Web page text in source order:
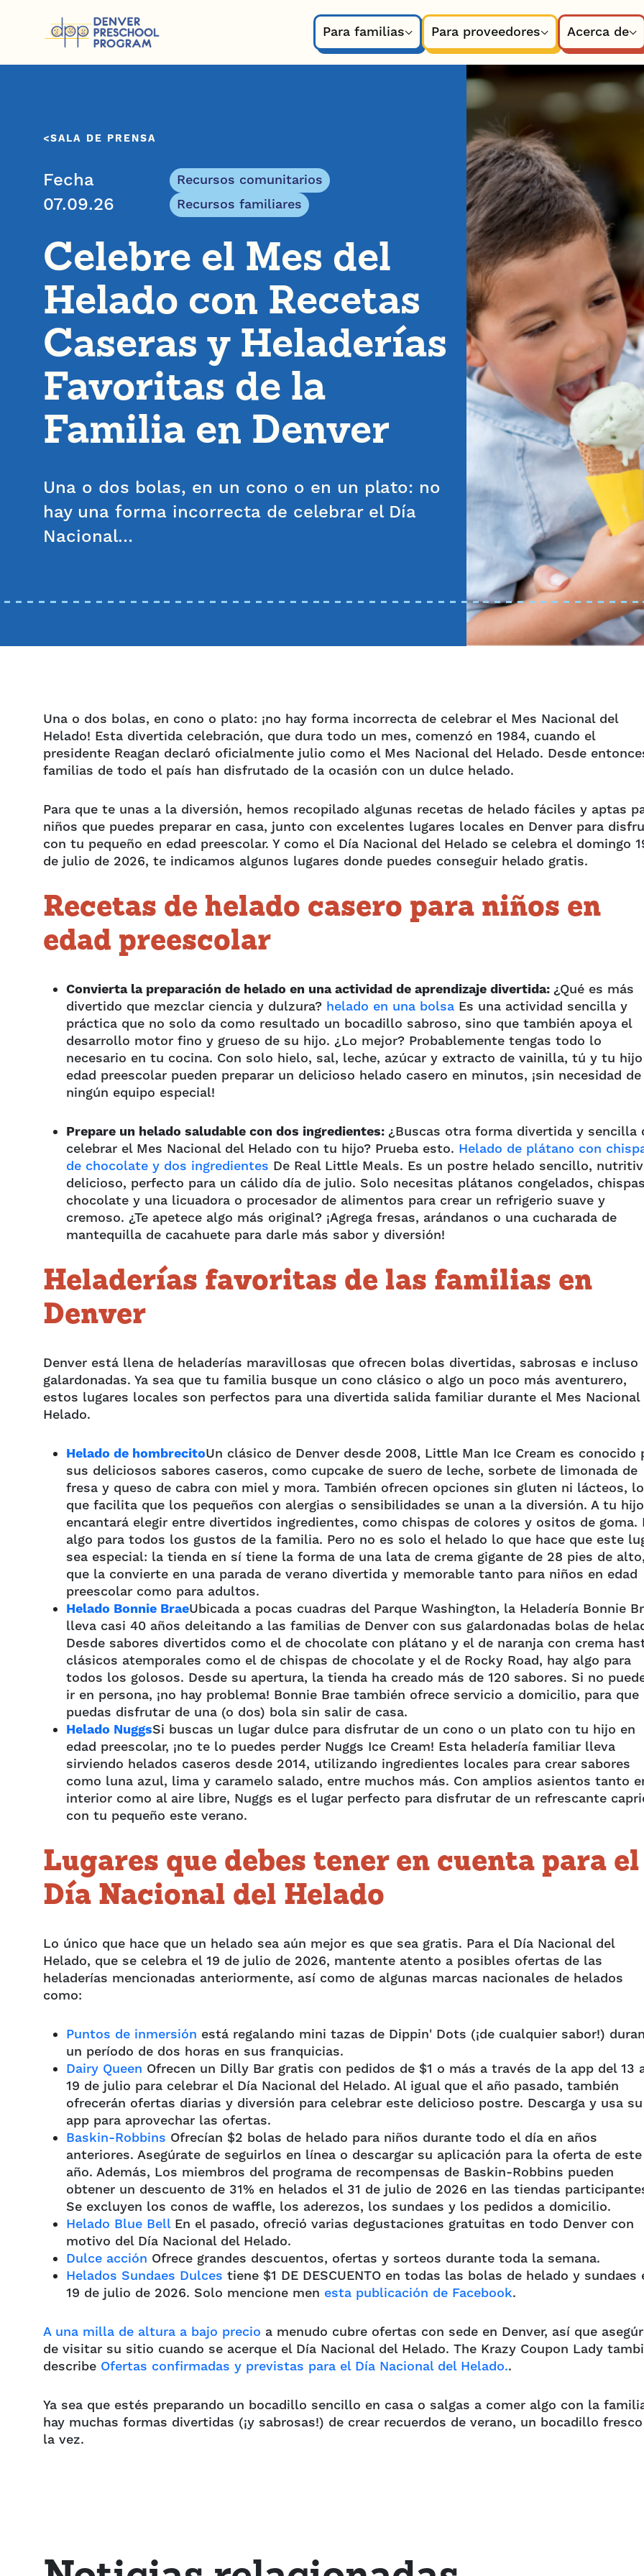
Para familias
Para proveedores Acerca de
SALA DE PRENSA
Fecha
07.09.26
Recursos comunitarios
Recursos familiares
Celebre el Mes del
Helado con Recetas
Caseras y Heladerías
Favoritas de la
Familia en Denver
Una o dos bolas, en un cono o en un plato: no
hay una forma incorrecta de celebrar el Día
Nacional…
Una o dos bolas, en cono o plato: ¡no hay forma incorrecta de celebrar el Mes Nacional del
Helado! Esta divertida celebración, que dura todo un mes, comenzó en 1984, cuando el
presidente Reagan declaró oficialmente julio como el Mes Nacional del Helado. Desde
familias de todo el país han disfrutado de la ocasión con un dulce helado.
Para que te unas a la diversión, hemos recopilado algunas recetas de helado fáciles y aptas
niños que puedes preparar en casa, junto con excelentes lugares locales en Denver para
con tu pequeño en edad preescolar. Y como el Día Nacional del Helado se celebra el domingo
de julio de 2026, te indicamos algunos lugares donde puedes conseguir helado gratis.
Recetas de helado casero para niños en
edad preescolar
Convierta la preparación de helado en una actividad de aprendizaje divertida: ¿Qué es más
divertido que mezclar ciencia y dulzura? helado en una bolsa Es una actividad sencilla y
práctica que no solo da como resultado un bocadillo sabroso, sino que también apoya el
desarrollo motor fino y grueso de su hijo. ¿Lo mejor? Probablemente tengas todo lo
necesario en tu cocina. Con solo hielo, sal, leche, azúcar y extracto de vainilla, tú y tu
edad preescolar pueden preparar un delicioso helado casero en minutos, ¡sin necesidad de
ningún equipo especial!
Prepare un helado saludable con dos ingredientes: ¿Buscas otra forma divertida y sencilla
celebrar el Mes Nacional del Helado con tu hijo? Prueba esto. Helado de plátano con
de chocolate y dos ingredientes De Real Little Meals. Es un postre helado sencillo,
delicioso, perfecto para un cálido día de julio. Solo necesitas plátanos congelados,
chocolate y una licuadora o procesador de alimentos para crear un refrigerio suave y
cremoso. ¿Te apetece algo más original? ¡Agrega fresas, arándanos o una cucharada de
mantequilla de cacahuete para darle más sabor y diversión!
Heladerías favoritas de las familias en
Denver
Denver está llena de heladerías maravillosas que ofrecen bolas divertidas, sabrosas e incluso
galardonadas. Ya sea que tu familia busque un cono clásico o algo un poco más aventurero,
estos lugares locales son perfectos para una divertida salida familiar durante el Mes Nacional
Helado.
Helado de hombrecitoUn clásico de Denver desde 2008, Little Man Ice Cream es conocido
sus deliciosos sabores caseros, como cupcake de suero de leche, sorbete de limonada de
fresa y queso de cabra con miel y mora. También ofrecen opciones sin gluten ni lácteos, lo
que facilita que los pequeños con alergias o sensibilidades se unan a la diversión. A tu
encantará elegir entre divertidos ingredientes, como chispas de colores y ositos de goma.
algo para todos los gustos de la familia. Pero no es solo el helado lo que hace que este
sea especial: la tienda en sí tiene la forma de una lata de crema gigante de 28 pies de
que la convierte en una parada de verano divertida y memorable tanto para niños en edad
preescolar como para adultos.
Helado Bonnie BraeUbicada a pocas cuadras del Parque Washington, la Heladería Bonnie
lleva casi 40 años deleitando a las familias de Denver con sus galardonadas bolas de
Desde sabores divertidos como el de chocolate con plátano y el de naranja con crema
clásicos atemporales como el de chispas de chocolate y el de Rocky Road, hay algo para
todos los golosos. Desde su apertura, la tienda ha creado más de 120 sabores. Si no
ir en persona, ¡no hay problema! Bonnie Brae también ofrece servicio a domicilio, para que
puedas disfrutar de una (o dos) bola sin salir de casa.
Helado NuggsSi buscas un lugar dulce para disfrutar de un cono o un plato con tu hijo en
edad preescolar, ¡no te lo puedes perder Nuggs Ice Cream! Esta heladería familiar lleva
sirviendo helados caseros desde 2014, utilizando ingredientes locales para crear sabores
como luna azul, lima y caramelo salado, entre muchos más. Con amplios asientos tanto
interior como al aire libre, Nuggs es el lugar perfecto para disfrutar de un refrescante
con tu pequeño este verano.
Lugares que debes tener en cuenta para el
Día Nacional del Helado
Lo único que hace que un helado sea aún mejor es que sea gratis. Para el Día Nacional del
Helado, que se celebra el 19 de julio de 2026, mantente atento a posibles ofertas de las
heladerías mencionadas anteriormente, así como de algunas marcas nacionales de helados
como:
Puntos de inmersión está regalando mini tazas de Dippin' Dots (¡de cualquier sabor!)
un período de dos horas en sus franquicias.
Dairy Queen Ofrecen un Dilly Bar gratis con pedidos de $1 o más a través de la app del 13
19 de julio para celebrar el Día Nacional del Helado. Al igual que el año pasado, también
ofrecerán ofertas diarias y diversión para celebrar este delicioso postre. Descarga y usa su
app para aprovechar las ofertas.
Baskin-Robbins Ofrecían $2 bolas de helado para niños durante todo el día en años
anteriores. Asegúrate de seguirlos en línea o descargar su aplicación para la oferta de este
año. Además, Los miembros del programa de recompensas de Baskin-Robbins pueden
obtener un descuento de 31% en helados el 31 de julio de 2026 en las tiendas
Se excluyen los conos de waffle, los aderezos, los sundaes y los pedidos a domicilio.
Helado Blue BellEn el pasado, ofreció varias degustaciones gratuitas en todo Denver con
motivo del Día Nacional del Helado.
Dulce acción Ofrece grandes descuentos, ofertas y sorteos durante toda la semana.
Helados Sundaes Dulces tiene $1 DE DESCUENTO en todas las bolas de helado y sundaes
19 de julio de 2026. Solo mencione men esta publicación de Facebook.
A una milla de altura a bajo precio a menudo cubre ofertas con sede en Denver, así que
de visitar su sitio cuando se acerque el Día Nacional del Helado. The Krazy Coupon Lady
describe Ofertas confirmadas y previstas para el Día Nacional del Helado..
Ya sea que estés preparando un bocadillo sencillo en casa o salgas a comer algo con la
hay muchas formas divertidas (¡y sabrosas!) de crear recuerdos de verano, un bocadillo
la vez.